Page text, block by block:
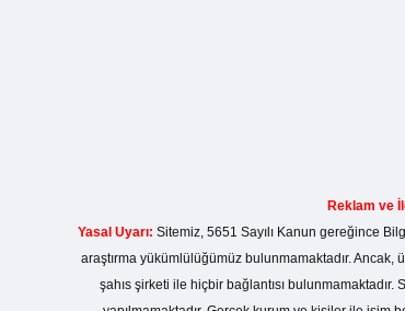
Reklam ve
Yasal Uyarı: Sitemiz, 5651 Sayılı Kanun gereğince
araştırma yükümlülüğümüz bulunmamaktadır.
şahıs şirketi ile hiçbir bağlantısı